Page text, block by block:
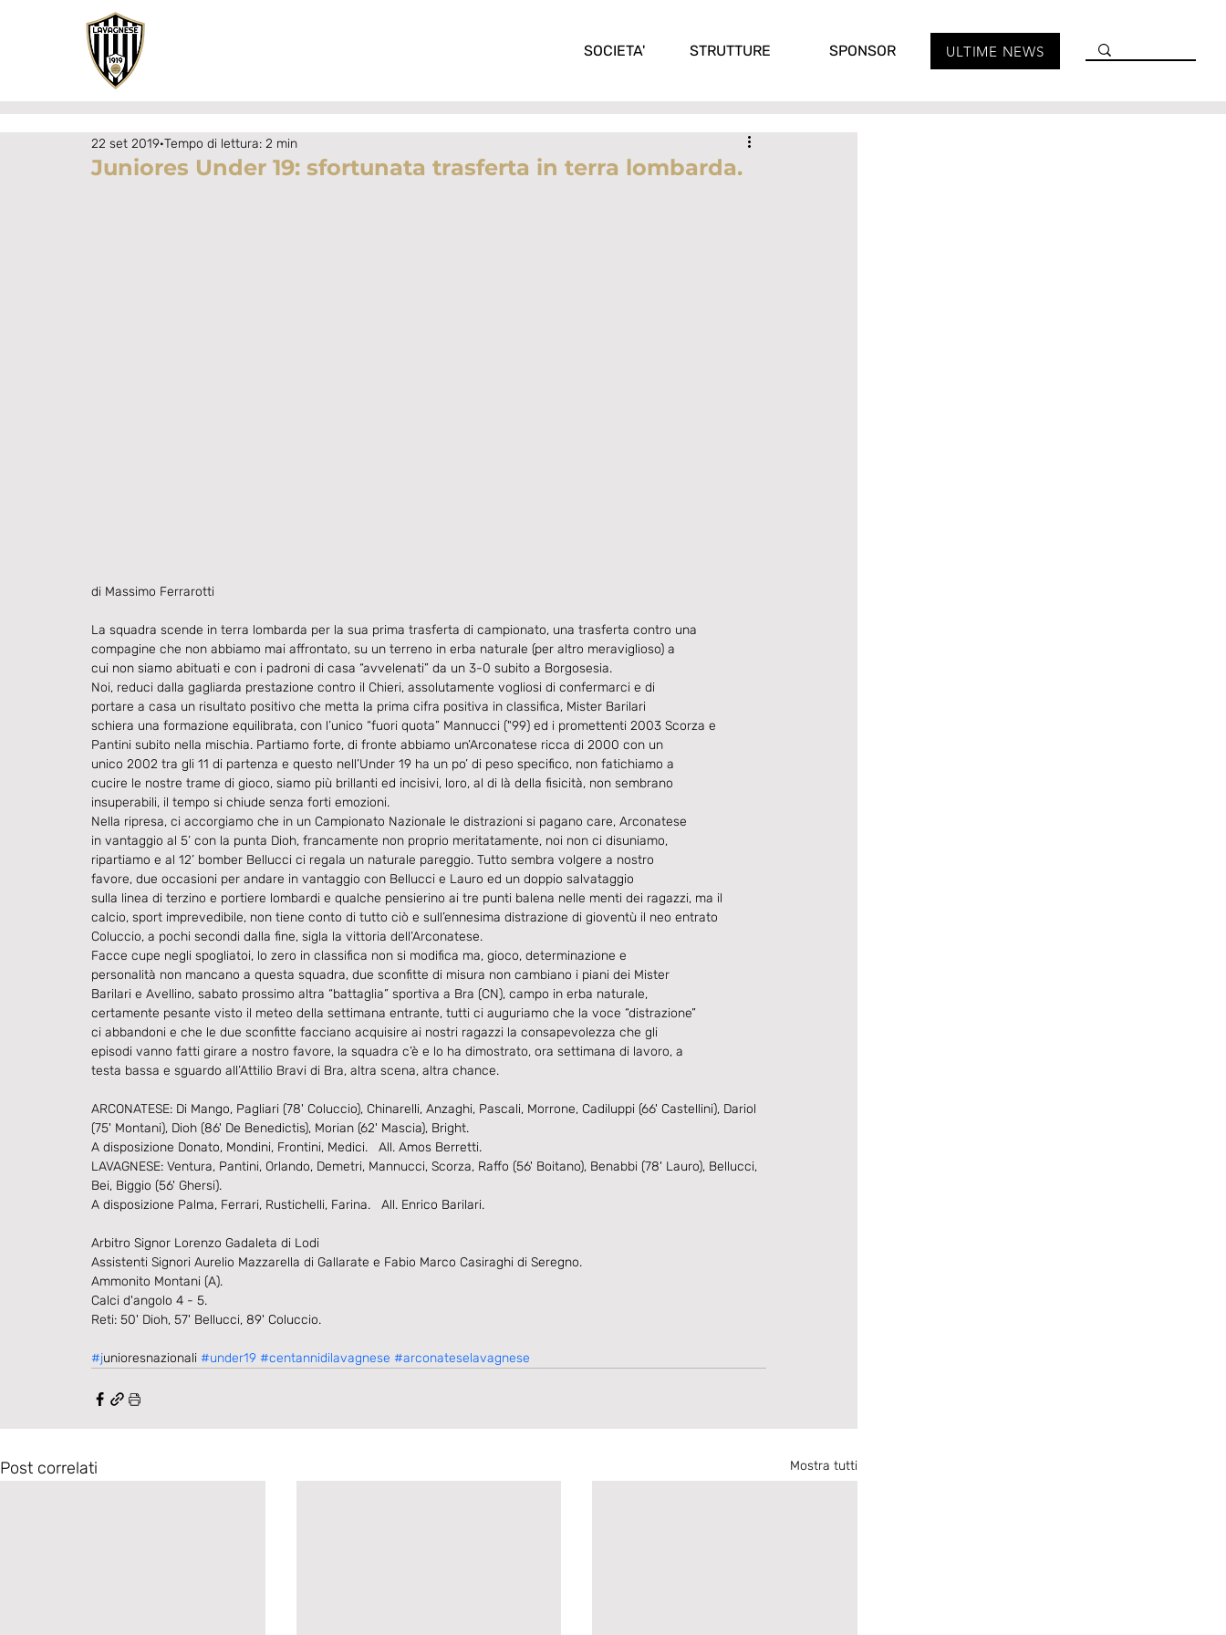
SOCIETA' STRUTTURE SPONSOR ULTIME NEWS
Juniores Under 19: sfortunata trasferta in terra lombarda.
22 set 2019 Tempo di lettura: 2 min
di Massimo Ferrarotti
La squadra scende in terra lombarda per la sua prima trasferta di campionato, una trasferta contro una
compagine che non abbiamo mai affrontato, su un terreno in erba naturale (per altro meraviglioso) a
cui non siamo abituati e con i padroni di casa “avvelenati” da un 3-0 subito a Borgosesia.
Noi, reduci dalla gagliarda prestazione contro il Chieri, assolutamente vogliosi di confermarci e di
portare a casa un risultato positivo che metta la prima cifra positiva in classifica, Mister Barilari
schiera una formazione equilibrata, con l’unico “fuori quota” Mannucci ("99) ed i promettenti 2003 Scorza e
Pantini subito nella mischia. Partiamo forte, di fronte abbiamo un’Arconatese ricca di 2000 con un
unico 2002 tra gli 11 di partenza e questo nell’Under 19 ha un po’ di peso specifico, non fatichiamo a
cucire le nostre trame di gioco, siamo più brillanti ed incisivi, loro, al di là della fisicità, non sembrano
insuperabili, il tempo si chiude senza forti emozioni.
Nella ripresa, ci accorgiamo che in un Campionato Nazionale le distrazioni si pagano care, Arconatese
in vantaggio al 5’ con la punta Dioh, francamente non proprio meritatamente, noi non ci disuniamo,
ripartiamo e al 12’ bomber Bellucci ci regala un naturale pareggio. Tutto sembra volgere a nostro
favore, due occasioni per andare in vantaggio con Bellucci e Lauro ed un doppio salvataggio
sulla linea di terzino e portiere lombardi e qualche pensierino ai tre punti balena nelle menti dei ragazzi, ma il
calcio, sport imprevedibile, non tiene conto di tutto ciò e sull’ennesima distrazione di gioventù il neo entrato
Coluccio, a pochi secondi dalla fine, sigla la vittoria dell’Arconatese.
Facce cupe negli spogliatoi, lo zero in classifica non si modifica ma, gioco, determinazione e
personalità non mancano a questa squadra, due sconfitte di misura non cambiano i piani dei Mister
Barilari e Avellino, sabato prossimo altra “battaglia” sportiva a Bra (CN), campo in erba naturale,
certamente pesante visto il meteo della settimana entrante, tutti ci auguriamo che la voce “distrazione”
ci abbandoni e che le due sconfitte facciano acquisire ai nostri ragazzi la consapevolezza che gli
episodi vanno fatti girare a nostro favore, la squadra c’è e lo ha dimostrato, ora settimana di lavoro, a
testa bassa e sguardo all’Attilio Bravi di Bra, altra scena, altra chance.
ARCONATESE: Di Mango, Pagliari (78' Coluccio), Chinarelli, Anzaghi, Pascali, Morrone, Cadiluppi (66' Castellini), Dariol
(75' Montani), Dioh (86' De Benedictis), Morian (62' Mascia), Bright.
A disposizione Donato, Mondini, Frontini, Medici.   All. Amos Berretti.
LAVAGNESE: Ventura, Pantini, Orlando, Demetri, Mannucci, Scorza, Raffo (56' Boitano), Benabbi (78' Lauro), Bellucci,
Bei, Biggio (56' Ghersi).
A disposizione Palma, Ferrari, Rustichelli, Farina.   All. Enrico Barilari.
Arbitro Signor Lorenzo Gadaleta di Lodi
Assistenti Signori Aurelio Mazzarella di Gallarate e Fabio Marco Casiraghi di Seregno.
Ammonito Montani (A).
Calci d'angolo 4 - 5.
Reti: 50' Dioh, 57' Bellucci, 89' Coluccio.
#junioresnazionali #under19 #centannidilavagnese #arconateselavagnese
Post correlati Mostra tutti